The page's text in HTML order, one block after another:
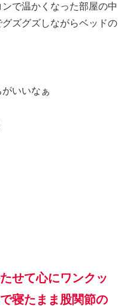
で温かくなった部屋の中
ズグズしながらベッドの
いいなぁ
せて心にワンクッ
寝たまま股関節の